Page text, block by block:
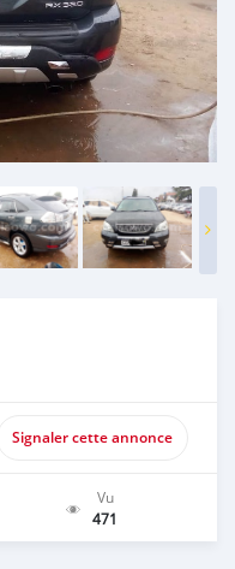
Signaler cette annonce
Vu
471